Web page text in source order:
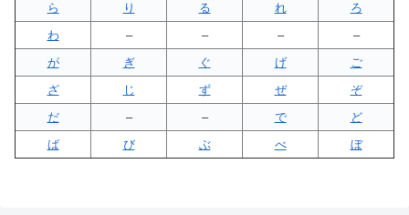
ら
り る れ
ろ
わ
– – –
–
が
ぎ ぐ げ
ご
ざ
じ ず ぜ
ぞ
だ
– – で
ど
ば
び ぶ べ ぼ